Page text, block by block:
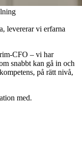
levererar vi erfarna
CFO – vi har
snabbt kan gå in och
på rätt nivå,
med.